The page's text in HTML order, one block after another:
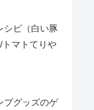
シピ（白い豚
マトてりや
プグッズのゲ